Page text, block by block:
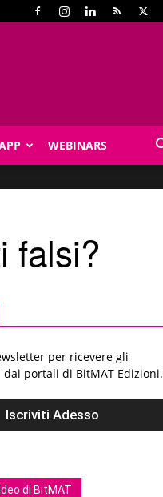
WEBINARS
falsi?
per ricevere gli
portali di BitMAT Edizioni.
di BitMAT